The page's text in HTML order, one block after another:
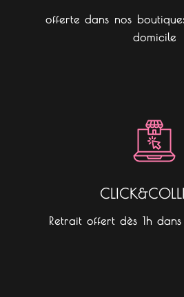
offerte dans nos
domicile
Retrait offert dès 1h